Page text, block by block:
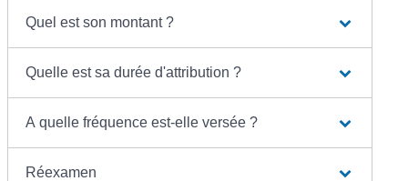
Quel est son montant ?
Quelle est sa durée d'attribution ?
A quelle fréquence est-elle versée ?
Réexamen